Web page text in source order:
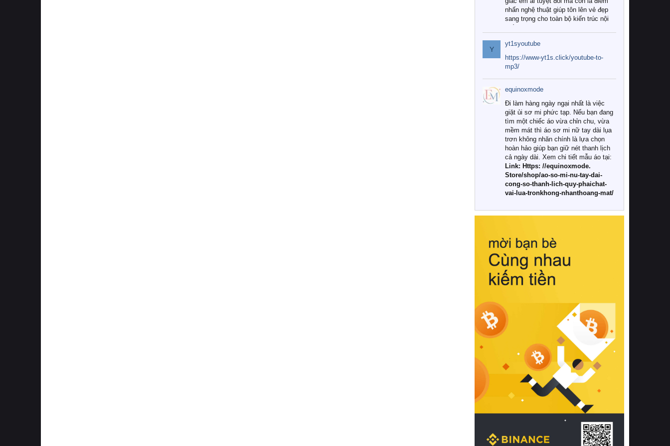
nhấn nghệ thuật giúp tôn lên vẻ đẹp
sang trọng cho toàn bộ kiến trúc nội
Tuy nhiên, giữa thị trường đa dạng
với vô vàn thương hiệu và mẫu mã
như hiện nay, làm thế nào để chọn
được những bộ chăn ga gối đệm cao
cấp thực sự chất lượng, phù hợp với
khí hậu và nhu cầu sử dụng của gia
đình? Hãy cùng chúng tôi đi tìm lời
giải đáp chi tiết qua bài viết dưới đây.
1. Tại sao các gia đình hiện đại lại ưa
chuộng chăn ga gối đệm cao cấp?
Khác với các dòng sản phẩm thông
thường, những bộ chăn ga gối đệm
cao cấp trải qua quy trình sản xuất
nghiêm ngặt từ khâu chọn lọc nguyên
liệu tự nhiên đến công nghệ dệt
nhuộm hiện đại không chứa hóa chất
này, bạn sẽ cảm nhận rõ rệt sự khác
hồi chuẩn xác của phần đệm nâng đỡ
cột sống.
Bên cạnh đó, việc lựa chọn các dòng
sản phẩm đạt chuẩn chất lượng quốc
tế còn giúp ngăn ngừa tình trạng kích
khuẩn và nấm mốc trong điều kiện
thời tiết nóng ẩm. Bạn có thể tìm hiểu
thêm các nghiên cứu khoa học về tác
động của giấc ngủ và môi trường
phòng ngủ đối với sức khỏe con
người tại Sleep Foundation (External
Link) để có cái nhìn toàn diện hơn.
2. Các tiêu chí vàng khi lựa chọn
chăn ga gối đệm cao cấp cho phòng
ngủ
Để sở hữu một bộ chăn ga gối đệm
cao cấp hoàn hảo cả về thẩm mỹ lẫn
công năng, người tiêu dùng cần cân
nhắc kỹ lưỡng các tiêu chí quan trọng
Y
yt1syoutube
https://www-yt1s.click/youtube-to-
mp3/
equinoxmode
Đi làm hàng ngày ngại nhất là việc
giặt ủi sơ mi phức tạp. Nếu bạn đang
tìm một chiếc áo vừa chỉn chu, vừa
mềm mát thì áo sơ mi nữ tay dài lụa
trơn không nhăn chính là lựa chọn
hoàn hảo giúp bạn giữ nét thanh lịch
cả ngày dài. Xem chi tiết mẫu áo tại:
Link: Https: //equinoxmode.
Store/shop/ao-so-mi-nu-tay-dai-
cong-so-thanh-lich-quy-phaichat-
vai-lua-tronkhong-nhanthoang-mat/